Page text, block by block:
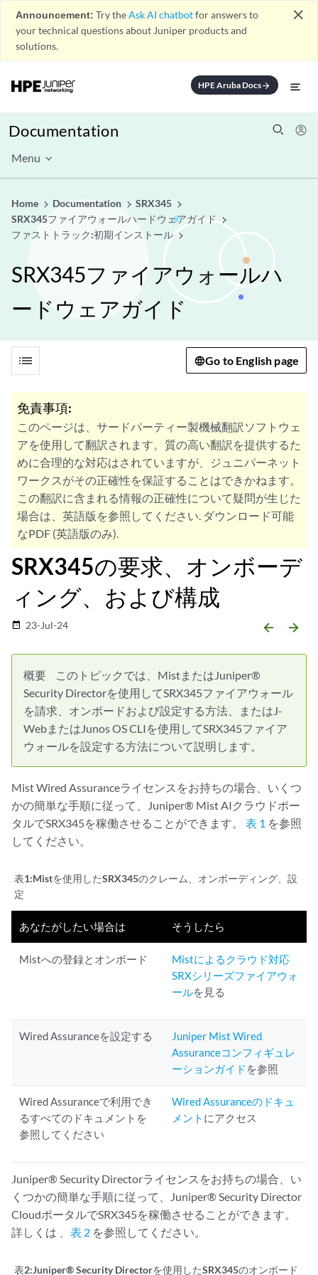
Announcement: Try theAsk AI chatbotfor answers to
your technical questions about Juniper products and
solutions.
close
HPE Aruba Docsarrow_forward
Documentation
Menu
Home Documentation
SRX345
SRX345ファイアウォールハードウェアガイド
ファストトラック:初期インストール
SRX345ファイアウォールハ
ードウェアガイド
list Go to English page
免責事項:
このページは、サードパーティー製機械翻訳ソフトウェ
アを使用して翻訳されます。質の高い翻訳を提供するた
めに合理的な対応はされていますが、ジュニパーネット
ワークスがその正確性を保証することはできかねます。
この翻訳に含まれる情報の正確性について疑問が生じた
場合は、英語版を参照してください. ダウンロード可能
なPDF (英語版のみ).
SRX345の要求、オンボーデ
ィング、および構成
date_range 23-Jul-24 arrow_backward arrow_forward
概要
このトピックでは、MistまたはJuniper®
Security Directorを使用してSRX345ファイアウォール
を請求、オンボードおよび設定する方法、またはJ-
WebまたはJunos OS CLIを使用してSRX345ファイア
ウォールを設定する方法について説明します。
Mist Wired Assuranceライセンスをお持ちの場合、いくつ
かの簡単な手順に従って、Juniper® Mist AIクラウドポー
タルでSRX345を稼働させることができます。 表 1 を参照
してください。
表1:Mistを使用したSRX345のクレーム、オンボーディング、設
定
あなたがしたい場合は そうしたら
Mistへの登録とオンボード
Mistによるクラウド対応
SRXシリーズファイアウォ
ールを見る
Wired Assuranceを設定する
Juniper Mist Wired
Assuranceコンフィギュレ
ーションガイド を参照
Wired Assuranceで利用でき
るすべてのドキュメントを
参照してください
Wired Assuranceのドキュ
メント にアクセス
Juniper® Security Directorライセンスをお持ちの場合、い
くつかの簡単な手順に従って、Juniper® Security Director
CloudポータルでSRX345を稼働させることができます。
詳しくは
、表 2 を参照してください。
表2:Juniper® Security Directorを使用したSRX345のオンボード